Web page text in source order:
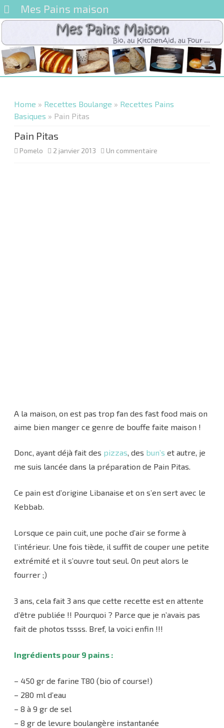
Mes Pains maison
Home » Recettes Boulange » Recettes Pains
Basiques » Pain Pitas
Pain Pitas
Pomelo 2 janvier 2013 Un commentaire
A la maison, on est pas trop fan des fast food mais on
aime bien manger ce genre de bouffe faite maison !
Donc, ayant déjà fait des pizzas , des bun’s et autre, je
me suis lancée dans la préparation de Pain Pitas.
Ce pain est d’origine Libanaise et on s’en sert avec le
Kebbab.
Lorsque ce pain cuit, une poche d’air se forme à
l’intérieur. Une fois tiède, il suffit de couper une petite
extrémité et il s’ouvre tout seul. On peut alors le
fourrer ;)
3 ans, cela fait 3 ans que cette recette est en attente
d’être publiée !! Pourquoi ? Parce que je n’avais pas
fait de photos tssss. Bref, la voici enfin !!!
Ingrédients pour 9 pains :
– 450 gr de farine T80 (bio of course!)
– 280 ml d’eau
– 8 à 9 gr de sel
– 8 gr de levure boulangère instantanée